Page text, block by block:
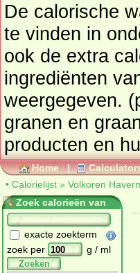
De calorische
te vinden in
ook de extra
ingrediënten
granen en
producten en
Home |
• Calorielijst » Volkoren
Zoek calorieën van
exacte zoekterm
zoek per
g / ml
Zoeken